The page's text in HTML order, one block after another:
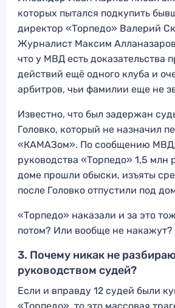
которых пытался подкупить
директор «Торпедо» Валерий
Журналист Максим
что у МВД есть доказательства
действий ещё одного клуба и
арбитров, чьи фамилии еще не
Известно, что был задержан
Головко, который не назначил
«КАМАЗом». По сообщению МВД,
руководства «Торпедо» 1,5 млн
доме прошли обыски, изъяты
после Головко отпустили под
«Торпедо» наказали и за это
потом? Или вообще не накажут?
3. Почему никак не
руководством судей?
Если и вправду 12 судей были